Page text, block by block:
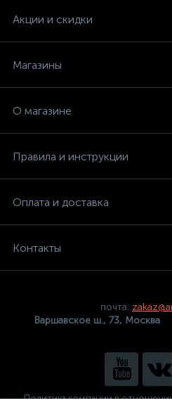
Акции и скидки
Магазины
О магазине
Правила и инструкции
Оплата и доставка
Контакты
почта:
Варшавское ш., 73, Москва
Политика компании в